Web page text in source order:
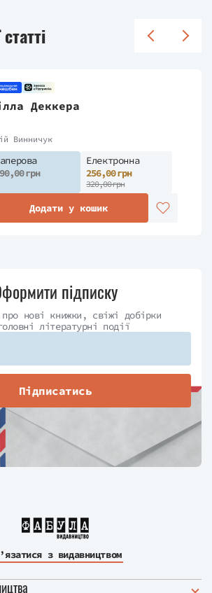
Деккера
Винничук
грн
Електронна
256,00 грн
320,00 грн
Додати у кошик
підписку
про нові книжки, свіжі добірки
літературні події
Підписатись
з видавництвом